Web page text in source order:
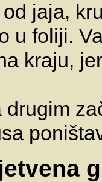
jaja,
u foliji.
kraju,
drugim